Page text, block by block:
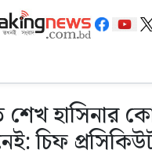
শেখ হাসিনার
চিফ